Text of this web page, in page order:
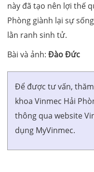
này đã tạo nên lợi thế
Phòng giành lại sự
lằn ranh sinh tử.
Bài và ảnh: Đào Đức
Để được tư vấn,
khoa Vinmec Hải
thông qua website
dụng MyVinmec.